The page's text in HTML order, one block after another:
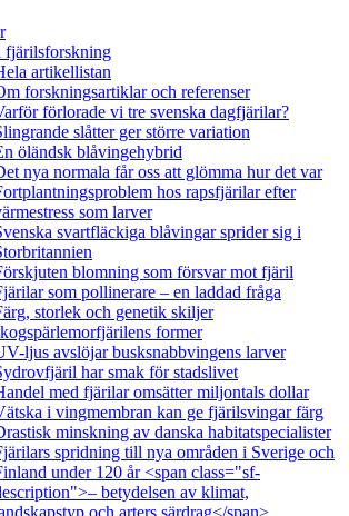
fjärilsforskning
artikellistan
forskningsartiklar och referenser
förlorade vi tre svenska dagfjärilar?
slåtter ger större variation
öländsk blåvingehybrid
nya normala får oss att glömma hur det var
hos rapsfjärilar efter
som larver
svartfläckiga blåvingar sprider sig i
blomning som försvar mot fjäril
som pollinerare – en laddad fråga
storlek och genetik skiljer
former
ljus avslöjar busksnabbvingens larver
har smak för stadslivet
med fjärilar omsätter miljontals dollar
i vingmembran kan ge fjärilsvingar färg
minskning av danska habitatspecialister
spridning till nya områden i Sverige och
under 120 år <span class="sf-
betydelsen av klimat,
och arters särdrag</span>